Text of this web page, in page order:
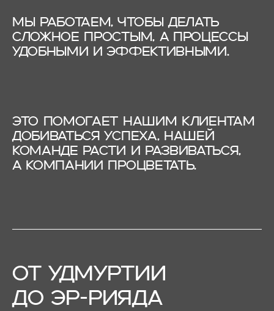
МЫ РАБОТАЕМ, ЧТОБЫ ДЕЛАТЬ
СЛОЖНОЕ ПРОСТЫМ, А ПРОЦЕССЫ
УДОБНЫМИ И ЭФФЕКТИВНЫМИ.
ЭТО ПОМОГАЕТ НАШИМ КЛИЕНТАМ
ДОБИВАТЬСЯ УСПЕХА, НАШЕЙ
КОМАНДЕ РАСТИ И РАЗВИВАТЬСЯ,
А КОМПАНИИ ПРОЦВЕТАТЬ.
ОТ УДМУРТИИ
ДО ЭР-РИЯДА